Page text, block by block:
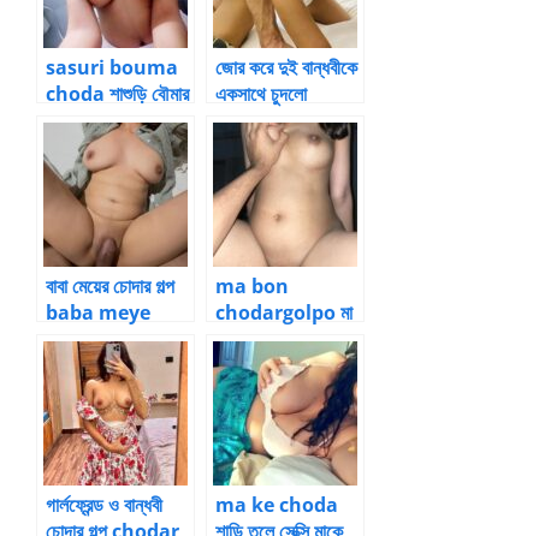
sasuri bouma
choda শাশুড়ি বৌমার
চোদার গল্প ২
জোর করে দুই বান্ধবীকে
একসাথে চুদলো
বাবা মেয়ের চোদার গল্প
baba meye
chodar golpo
ma bon
chodargolpo মা
ও বোন নিয়ে থ্রীসাম
চোদাচুদি
গার্লফ্রেন্ড ও বান্ধবী
ma ke choda